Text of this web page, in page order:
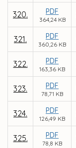
320. PDF
364,24 KB
321. PDF
360,26 KB
322. PDF
163,36 KB
323. PDF
78,71 KB
324. PDF
126,49 KB
325. PDF
78,8 KB